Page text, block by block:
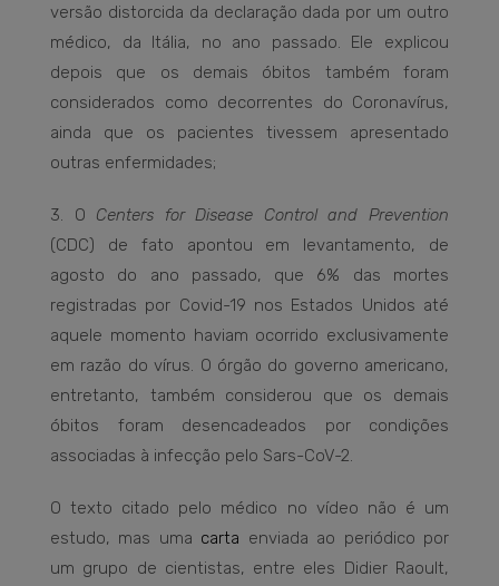
versão distorcida da declaração dada por um outro
médico, da Itália, no ano passado. Ele explicou
depois que os demais óbitos também foram
considerados como decorrentes do Coronavírus,
ainda que os pacientes tivessem apresentado
outras enfermidades;
3. O Centers for Disease Control and Prevention
(CDC) de fato apontou em levantamento, de
agosto do ano passado, que 6% das mortes
registradas por Covid-19 nos Estados Unidos até
aquele momento haviam ocorrido exclusivamente
em razão do vírus. O órgão do governo americano,
entretanto, também considerou que os demais
óbitos foram desencadeados por condições
associadas à infecção pelo Sars-CoV-2.
O texto citado pelo médico no vídeo não é um
estudo, mas uma carta enviada ao periódico por
um grupo de cientistas, entre eles Didier Raoult,